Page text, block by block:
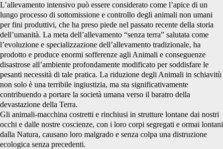
L’allevamento intensivo può essere considerato come l’apice di un
lungo processo di sottomissione e controllo degli animali non umani
per fini produttivi, che ha preso piede nel passato recente della storia
dell’umanità. La meta dell’allevamento “senza terra” salutata come
l’evoluzione e specializzazione dell’allevamento tradizionale, ha
prodotto e produce enormi sofferenze agli Animali e conseguenze
disastrose all’ambiente profondamente modificato per soddisfare le
pesanti necessità di tale pratica. La riduzione degli Animali in schiavitù
non solo è una terribile ingiustizia, ma sta significativamente
contribuendo a portare la società umana verso il baratro della
devastazione della Terra.
Gli animali-macchina costretti e rinchiusi in strutture lontane dai nostri
occhi e dalle nostre coscienze, con i loro corpi segregati e ormai lontani
dalla Natura, causano loro malgrado e senza colpa una distruzione
ecologica senza precedenti.